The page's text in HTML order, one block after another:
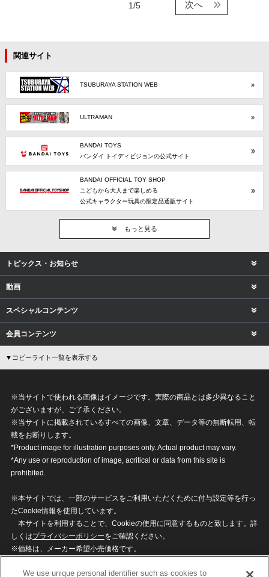
1/5 次へ
関連サイト
TSUBURAYA STATION WEB
ULTRAMAN
BANDAI TOYS
バンダイ トイディビジョンの公式サイト
BANDAI OFFICIAL TOY SHOP
こどもから大人まで楽しめる
公式キャラクター玩具の限定品通販サイト
もっと見る
トピックス・お知らせ
動画
スペシャルコンテンツ
会員コンテンツ
▼コピーライト一覧を表示する
※当サイトで使われる画像はイメージです。実際の商品とは多少異なること
がございますが、ご了承ください。
※当サイトに掲載されているすべての画像、文章、データ等の無断転用、転
載をお断りします。
*Product image for illustration purposes only. Actual product may vary.
*Any use or reproduction of image, acritical or data from this site is
prohibited.
※本サイトでは、一部のサービスをご利用いただくために付与設定等を行っ
たCookie情報を使用しています。
本サイトを利用することで、Cookieの使用に同意するものと致します。詳
しくはプライバシーポリシーをご確認ください。
※価格は、メーカー希望小売価格です。
ざいますのでご了承ください。
We use unique personal identifier such as cookies to